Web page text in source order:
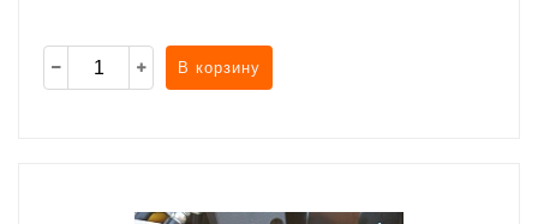
В корзину